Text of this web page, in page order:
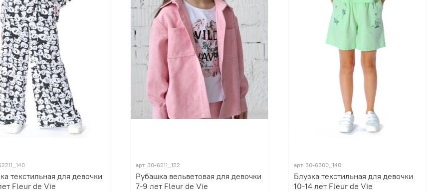
текстильная для девочки
Fleur de Vie
арт. 30-6211_122
Рубашка вельветовая для девочки
7-9 лет Fleur de Vie
арт. 30-6300_140
Блузка текстильная для девочки
10-14 лет Fleur de Vie